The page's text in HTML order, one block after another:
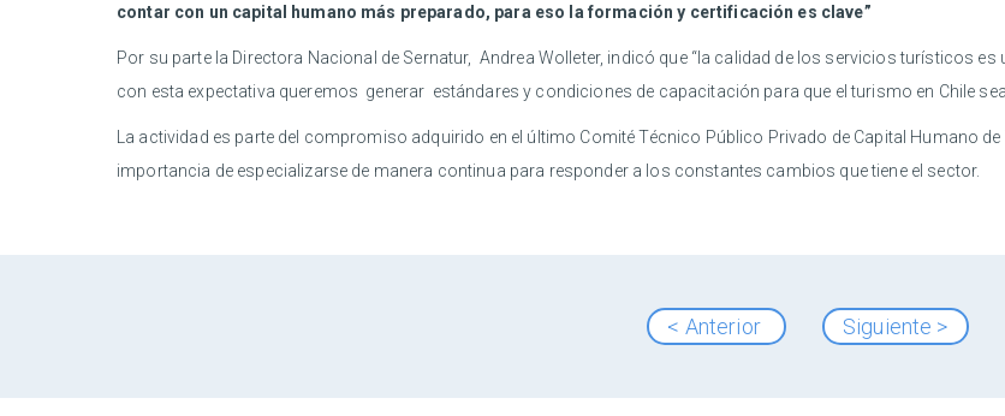
contar con un capital humano más preparado, para eso la formación y certificación es clave”
Por su parte la Directora Nacional de Sernatur, Andrea Wolleter, indicó que “la calidad de los servicios turísticos
con esta expectativa queremos generar estándares y condiciones de capacitación para que el turismo en Chile
La actividad es parte del compromiso adquirido en el último Comité Técnico Público Privado de Capital Humano
importancia de especializarse de manera continua para responder a los constantes cambios que tiene el sector.
< Anterior Siguiente >